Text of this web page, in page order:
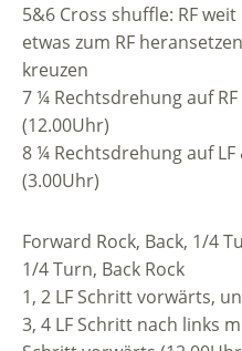
5&6 Cross shuffle: RF
etwas zum RF
kreuzen
7 ¼ Rechtsdrehung auf
(12.00Uhr)
8 ¼ Rechtsdrehung auf
(3.00Uhr)
Forward Rock, Back, 1/4
1/4 Turn, Back Rock
1, 2 LF Schritt vorwärts,
3, 4 LF Schritt nach links